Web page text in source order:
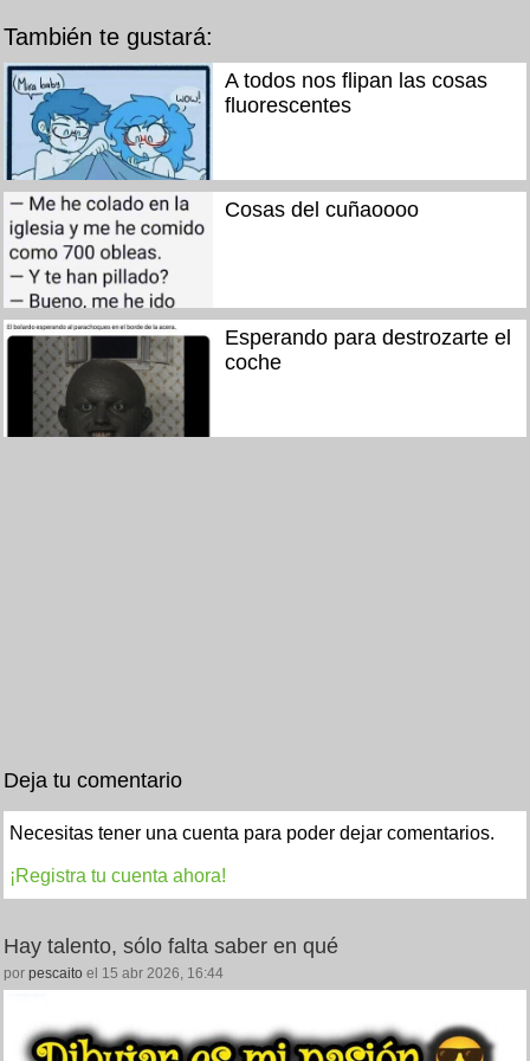
También te gustará:
A todos nos flipan las cosas
fluorescentes
Cosas del cuñaoooo
Esperando para destrozarte el
coche
Deja tu comentario
Necesitas tener una cuenta para poder dejar comentarios.
¡Registra tu cuenta ahora!
Hay talento, sólo falta saber en qué
por pescaito el 15 abr 2026, 16:44